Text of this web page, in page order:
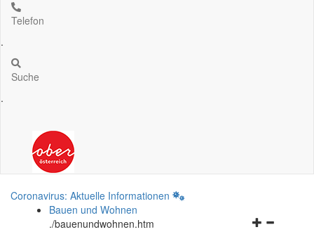
Telefon
.
Suche
.
Coronavirus: Aktuelle Informationen
Bauen und Wohnen
./bauenundwohnen.htm